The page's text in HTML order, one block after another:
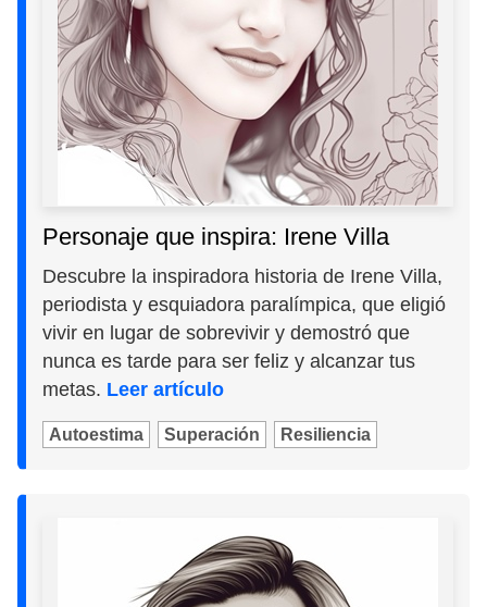
Personaje que inspira: Irene Villa
Descubre la inspiradora historia de Irene Villa,
periodista y esquiadora paralímpica, que eligió
vivir en lugar de sobrevivir y demostró que
nunca es tarde para ser feliz y alcanzar tus
metas. Leer artículo
Autoestima Superación Resiliencia